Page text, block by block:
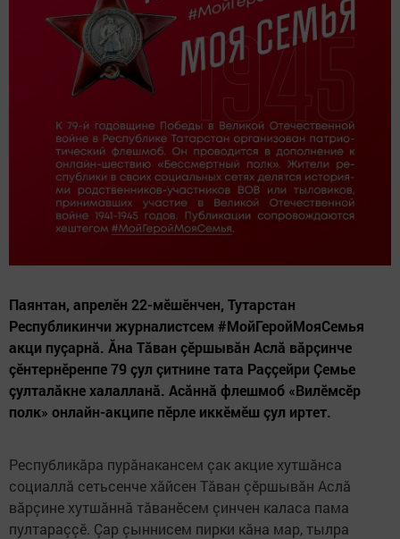
Паянтан, апрелӗн 22-мӗшӗнчен, Тутарстан
Республикинчи журналистсем #МойГеройМояСемья
акци пуçарнă. Ăна Тăван çӗршывăн Аслă вăрçинче
çӗнтернӗренпе 79 çул çитнине тата Раççейри Çемье
çулталăкне халалланă. Асăннă флешмоб «Вилӗмсӗр
полк» онлайн-акципе пӗрле иккӗмӗш çул иртет.
Республикăра пурăнакансем çак акцие хутшăнса
социаллă сетьсенче хăйсен Тăван çӗршывăн Аслă
вăрçине хутшăннă тăванӗсем çинчен каласа пама
пултараççӗ. Çар çыннисем пирки кăна мар, тылра